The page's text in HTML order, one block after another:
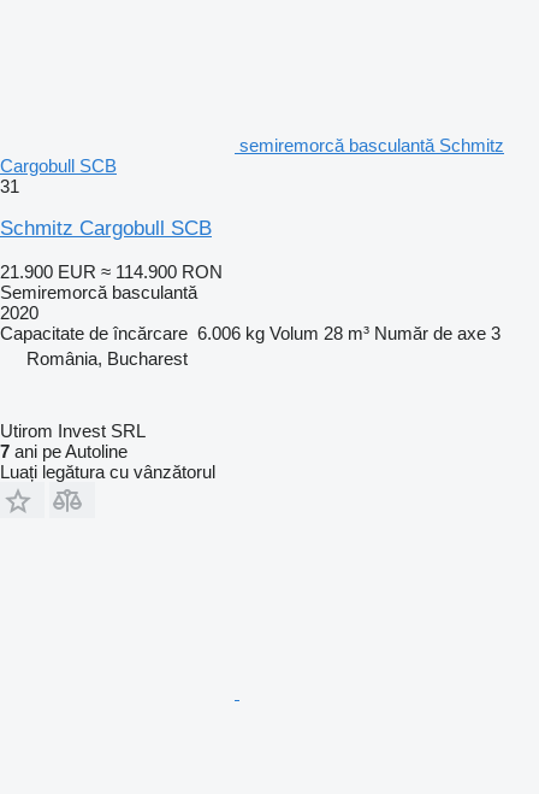
semiremorcă basculantă Schmitz
Cargobull SCB
31
Schmitz Cargobull SCB
21.900 EUR ≈ 114.900 RON
Semiremorcă basculantă
2020
Capacitate de încărcare 6.006 kg Volum 28 m³ Număr de axe 3
România, Bucharest
Utirom Invest SRL
7 ani pe Autoline
Luați legătura cu vânzătorul